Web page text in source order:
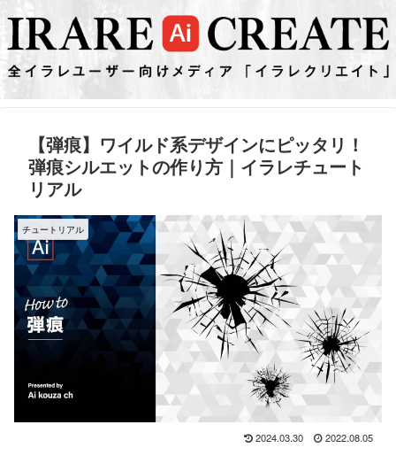
【弾痕】ワイルド系デザインにピッタリ！
弾痕シルエットの作り方｜イラレチュート
リアル
チュートリアル
2024.03.30 2022.08.05